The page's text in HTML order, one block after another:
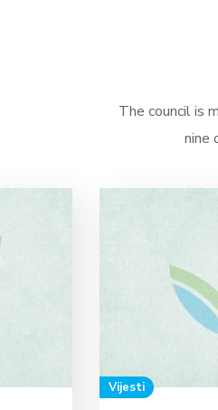
The council is
nine
Vijesti